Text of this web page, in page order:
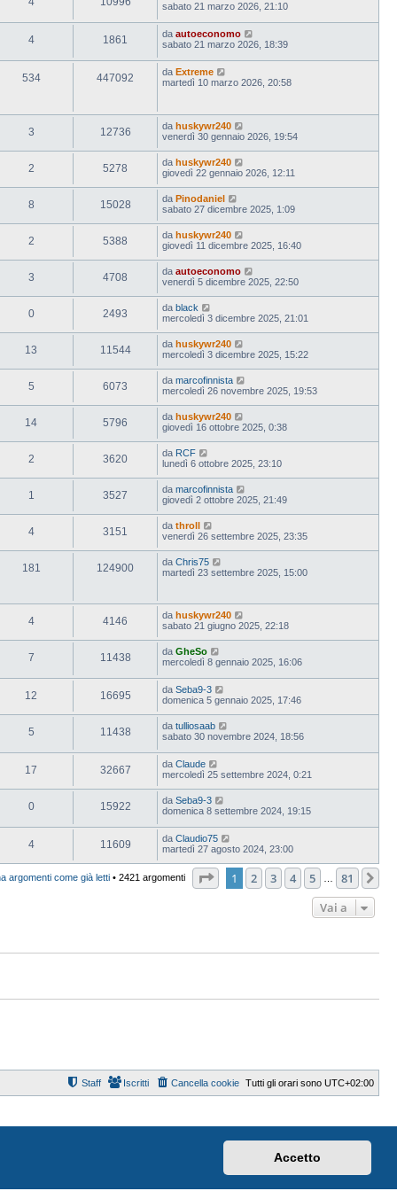
Accetto
sabato 21 marzo 2026, 21:10
4 1861 da autoeconomo
sabato 21 marzo 2026, 18:39
534 447092 da Extreme
martedì 10 marzo 2026, 20:58
3 12736 da huskywr240
venerdì 30 gennaio 2026, 19:54
2 5278 da huskywr240
giovedì 22 gennaio 2026, 12:11
8 15028 da Pinodaniel
sabato 27 dicembre 2025, 1:09
2 5388 da huskywr240
giovedì 11 dicembre 2025, 16:40
3 4708 da autoeconomo
venerdì 5 dicembre 2025, 22:50
0 2493 da black
mercoledì 3 dicembre 2025, 21:01
13 11544 da huskywr240
mercoledì 3 dicembre 2025, 15:22
5 6073 da marcofinnista
mercoledì 26 novembre 2025, 19:53
14 5796 da huskywr240
giovedì 16 ottobre 2025, 0:38
2 3620 da RCF
lunedì 6 ottobre 2025, 23:10
1 3527 da marcofinnista
giovedì 2 ottobre 2025, 21:49
4 3151 da throll
venerdì 26 settembre 2025, 23:35
181 124900 da Chris75
martedì 23 settembre 2025, 15:00
4 4146 da huskywr240
sabato 21 giugno 2025, 22:18
7 11438 da GheSo
mercoledì 8 gennaio 2025, 16:06
12 16695 da Seba9-3
domenica 5 gennaio 2025, 17:46
5 11438 da tulliosaab
sabato 30 novembre 2024, 18:56
17 32667 da Claude
mercoledì 25 settembre 2024, 0:21
0 15922 da Seba9-3
domenica 8 settembre 2024, 19:15
4 11609 da Claudio75
martedì 27 agosto 2024, 23:00
argomenti come già letti • 2421 argomenti Pagina1 di
1 2 3 4 5 81
Vai a
Tutti gli orari sono UTC+02:00
Cancella cookie
Iscritti
Staff